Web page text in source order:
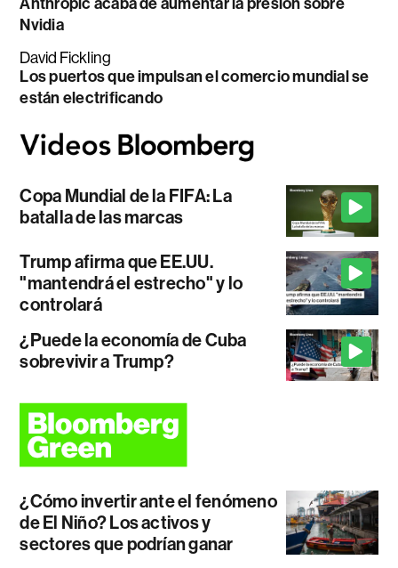
Nvidia
David Fickling
Los puertos que impulsan el comercio mundial se
están electrificando
Copa Mundial de la FIFA: La
batalla de las marcas
Trump afirma que EE.UU.
"mantendrá el estrecho" y lo
controlará
¿Puede la economía de Cuba
sobrevivir a Trump?
¿Cómo invertir ante el fenómeno
de El Niño? Los activos y
sectores que podrían ganar